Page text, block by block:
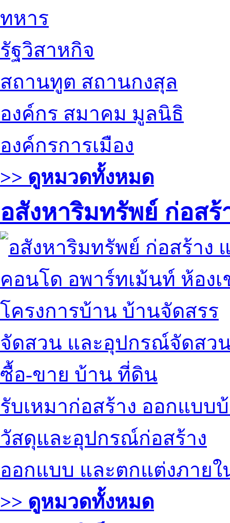
ทหาร
รัฐวิสาหกิจ
สถานทูต สถานกงสุล
องค์กร สมาคม มูลนิธิ
องค์กรการเมือง
>> ดูหมวดทั้งหมด
อสังหาริมทรัพย์ ก่อส
คอนโด อพาร์ทเม้นท์ ห้องเ
โครงการบ้าน บ้านจัดสรร
จัดสวน และอุปกรณ์จัดสว
ซื้อ-ขาย บ้าน ที่ดิน
รับเหมาก่อสร้าง ออกแบบ
วัสดุและอุปกรณ์ก่อสร้าง
ออกแบบ และตกแต่งภายใ
>> ดูหมวดทั้งหมด